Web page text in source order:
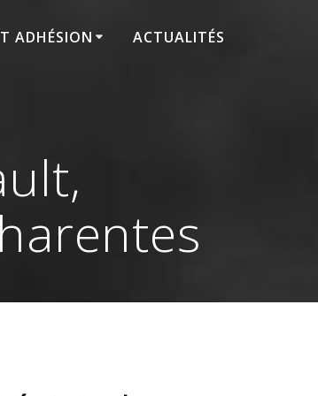
ADHÉSION ACTUALITÉS